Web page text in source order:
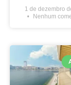
1 de dezembro
Nenhum